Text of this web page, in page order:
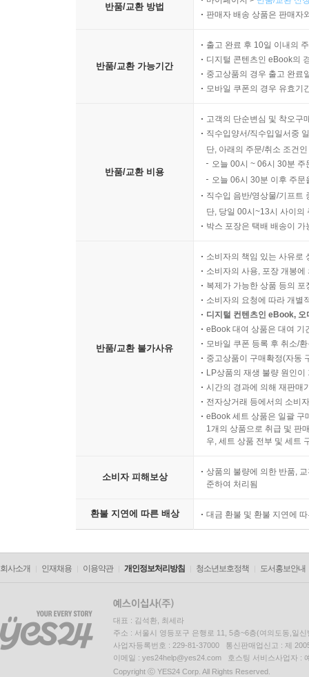
반품/교환 방법
판매자 배송 상품은 판매자
반품/교환 가능기간
출고 완료 후 10일 이내의
디지털 콘텐츠인 eBook의
중고상품의 경우 출고 완료
모바일 쿠폰의 경우 유효기
반품/교환 비용
고객의 단순변심 및 착오구
직수입양서/직수입일서중
단, 아래의 주문/취소 조건
오늘 00시 ~ 06시 30분
오늘 06시 30분 이후 주
직수입 음반/영상물/기프트
단, 당일 00시~13시 사이의
박스 포장은 택배 배송이
반품/교환 불가사유
소비자의 책임 있는 사유로
소비자의 사용, 포장 개봉
복제가 가능한 상품 등의
소비자의 요청에 따라 개별
디지털 컨텐츠인 eBook,
eBook 대여 상품은 대여 기
모바일 쿠폰 등록 후 취소/
중고상품이 구매확정(자동
LP상품의 재생 불량 원인
시간의 경과에 의해 재판매
전자상거래 등에서의 소비
eBook 세트 상품은 일괄 구
1개의 상품으로 취급 및 판
우, 세트 상품 전부 및 세트
소비자 피해보상
상품의 불량에 의한 반품,
준하여 처리됨
환불 지연에 따른 배상 대금 환불 및 환불 지연에
회사소개 인재채용 이용약관 개인정보처리방침 청소년보호정책 도서홍보안내
대표 : 김석환, 최세라
주소 : 서울시 영등포구 은행로 11, 5층~6층(여의도동,일신
사업자등록번호 : 229-81-37000 통신판매업신고 : 제
이메일 : yes24help@yes24.com 호스팅 서비스사업자 :
Copyright ⓒ YES24 Corp. All Rights Reserved.